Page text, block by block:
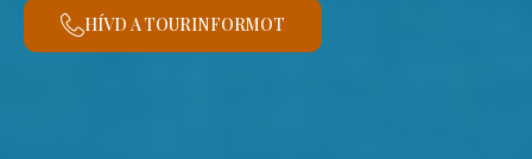
HÍVD A TOURINFORMOT